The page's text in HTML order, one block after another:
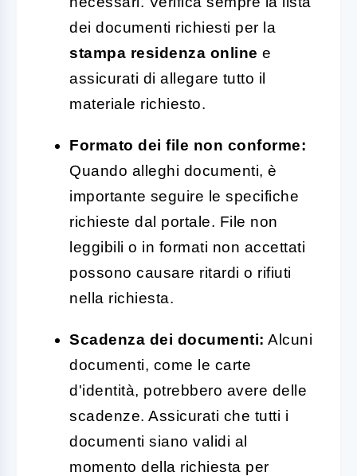
dei documenti richiesti per la
stampa residenza online e
assicurati di allegare tutto il
materiale richiesto.
Formato dei file non conforme:
Quando alleghi documenti, è
importante seguire le specifiche
richieste dal portale. File non
leggibili o in formati non accettati
possono causare ritardi o rifiuti
nella richiesta.
Scadenza dei documenti: Alcuni
documenti, come le carte
d'identità, potrebbero avere delle
scadenze. Assicurati che tutti i
documenti siano validi al
momento della richiesta per